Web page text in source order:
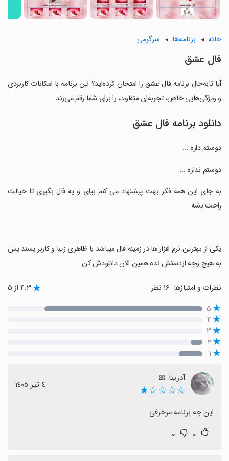
خانه برنامه‌ها سرگرمی
فال عشق
آیا تابه‌حال برنامه فال عشق را امتحان کرده‌اید؟ این برنامه با امکانات کاربردی
و ویژگی‌هایی خاص، تجربه‌ای متفاوت را برای شما رقم می‌زند.
دانلود برنامه فال عشق
دوستم داره ...
‏دوستم نداره ...
‏به جای این همه فکر بهت پیشنهاد می کنم بیای و یه فال بگیری تا خیالت
راحت بشه
‏یکی از بهترین نرم افزار ها در زمینه فال میباشد با ظاهری زیبا و کاربر پسند پس
به هیج وجه ازدستش نده همین الان دانلودش کن
نظرات و امتیازها ۴.۳ از ۵
۵
۴
۳
۲
۱
آدرینا 🎀
☆☆☆☆★ ٤ تیر ١٤٠٥
این چه برنامه مزخرفی
۰ ۰